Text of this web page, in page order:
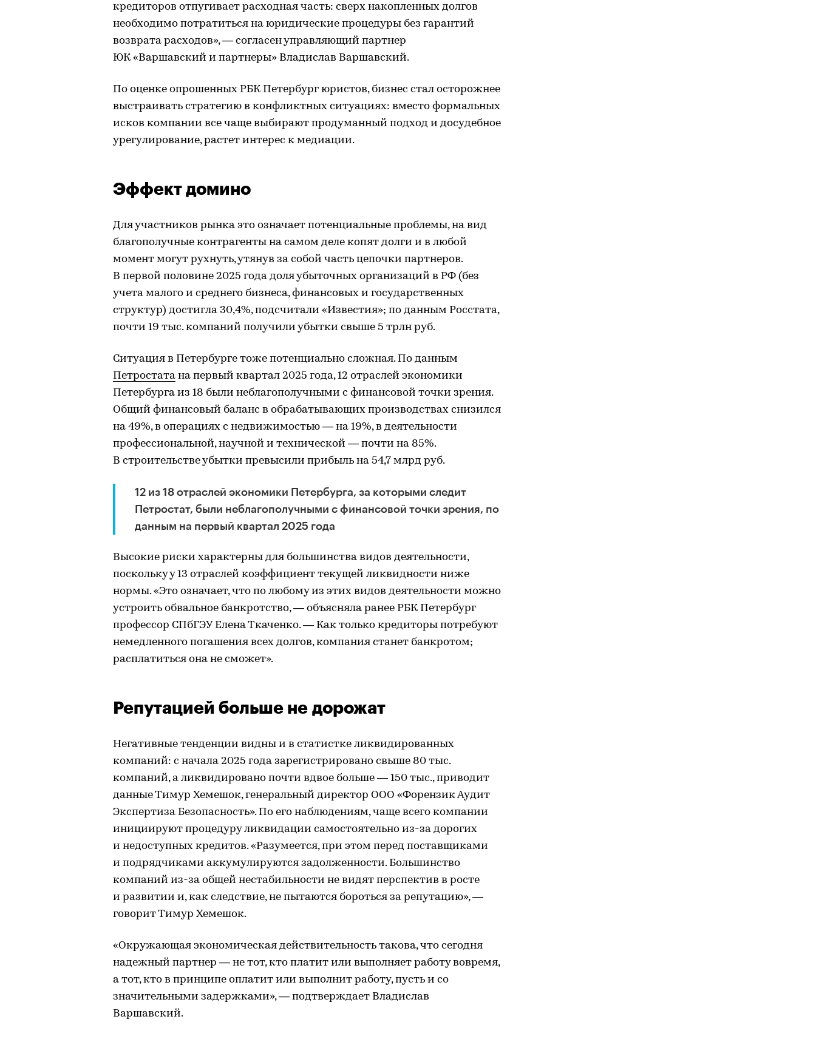
кредиторов отпугивает расходная часть: сверх накопленных долгов
необходимо потратиться на юридические процедуры без гарантий
возврата расходов», — согласен управляющий партнер
ЮК «Варшавский и партнеры» Владислав Варшавский.
По оценке опрошенных РБК Петербург юристов, бизнес стал осторожнее
выстраивать стратегию в конфликтных ситуациях: вместо формальных
исков компании все чаще выбирают продуманный подход и досудебное
урегулирование, растет интерес к медиации.
Эффект домино
Для участников рынка это означает потенциальные проблемы, на вид
благополучные контрагенты на самом деле копят долги и в любой
момент могут рухнуть, утянув за собой часть цепочки партнеров.
В первой половине 2025 года доля убыточных организаций в РФ (без
учета малого и среднего бизнеса, финансовых и государственных
структур) достигла 30,4%, подсчитали «Известия»; по данным Росстата,
почти 19 тыс. компаний получили убытки свыше 5 трлн руб.
Ситуация в Петербурге тоже потенциально сложная. По данным
Петростата на первый квартал 2025 года, 12 отраслей экономики
Петербурга из 18 были неблагополучными с финансовой точки зрения.
Общий финансовый баланс в обрабатывающих производствах снизился
на 49%, в операциях с недвижимостью — на 19%, в деятельности
профессиональной, научной и технической — почти на 85%.
В строительстве убытки превысили прибыль на 54,7 млрд руб.
12 из 18 отраслей экономики Петербурга, за которыми следит
Петростат, были неблагополучными с финансовой точки зрения, по
данным на первый квартал 2025 года
Высокие риски характерны для большинства видов деятельности,
поскольку у 13 отраслей коэффициент текущей ликвидности ниже
нормы. «Это означает, что по любому из этих видов деятельности можно
устроить обвальное банкротство, — объясняла ранее РБК Петербург
профессор СПбГЭУ Елена Ткаченко. — Как только кредиторы потребуют
немедленного погашения всех долгов, компания станет банкротом;
расплатиться она не сможет».
Репутацией больше не дорожат
Негативные тенденции видны и в статистке ликвидированных
компаний: с начала 2025 года зарегистрировано свыше 80 тыс.
компаний, а ликвидировано почти вдвое больше — 150 тыс., приводит
данные Тимур Хемешок, генеральный директор ООО «Форензик Аудит
Экспертиза Безопасность». По его наблюдениям, чаще всего компании
инициируют процедуру ликвидации самостоятельно из-за дорогих
и недоступных кредитов. «Разумеется, при этом перед поставщиками
и подрядчиками аккумулируются задолженности. Большинство
компаний из-за общей нестабильности не видят перспектив в росте
и развитии и, как следствие, не пытаются бороться за репутацию», —
говорит Тимур Хемешок.
«Окружающая экономическая действительность такова, что сегодня
надежный партнер — не тот, кто платит или выполняет работу вовремя,
а тот, кто в принципе оплатит или выполнит работу, пусть и со
значительными задержками», — подтверждает Владислав
Варшавский.